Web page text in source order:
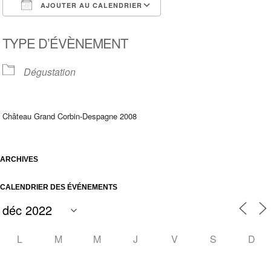
AJOUTER AU CALENDRIER
TYPE D’ÉVÈNEMENT
Dégustation
Château Grand Corbin-Despagne 2008
ARCHIVES
CALENDRIER DES ÉVÉNEMENTS
L M M J V S D